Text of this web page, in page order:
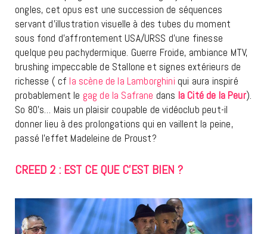
ongles, cet opus est une succession de séquences
servant d’illustration visuelle à des tubes du moment
sous fond d’affrontement USA/URSS d’une finesse
quelque peu pachydermique. Guerre Froide, ambiance MTV,
brushing impeccable de Stallone et signes extérieurs de
richesse ( cf la scène de la Lamborghini qui aura inspiré
probablement le gag de la Safrane dans la Cité de la Peur).
So 80’s… Mais un plaisir coupable de vidéoclub peut-il
donner lieu à des prolongations qui en vaillent la peine,
passé l’effet Madeleine de Proust?
CREED 2 : EST CE QUE C’EST BIEN ?